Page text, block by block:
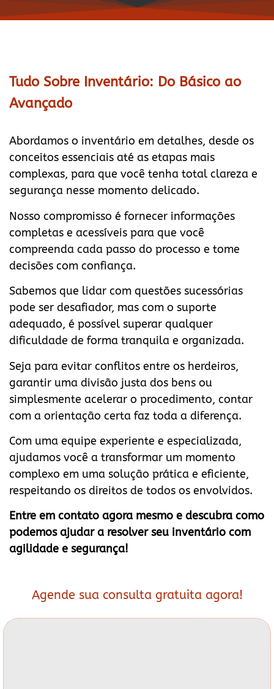
Tudo Sobre Inventário: Do Básico ao
Avançado
Abordamos o inventário em detalhes, desde os
conceitos essenciais até as etapas mais
complexas, para que você tenha total clareza e
segurança nesse momento delicado.
Nosso compromisso é fornecer informações
completas e acessíveis para que você
compreenda cada passo do processo e tome
decisões com confiança.
Sabemos que lidar com questões sucessórias
pode ser desafiador, mas com o suporte
adequado, é possível superar qualquer
dificuldade de forma tranquila e organizada.
Seja para evitar conflitos entre os herdeiros,
garantir uma divisão justa dos bens ou
simplesmente acelerar o procedimento, contar
com a orientação certa faz toda a diferença.
Com uma equipe experiente e especializada,
ajudamos você a transformar um momento
complexo em uma solução prática e eficiente,
respeitando os direitos de todos os envolvidos.
Entre em contato agora mesmo e descubra como
podemos ajudar a resolver seu inventário com
agilidade e segurança!
Agende sua consulta gratuita agora!